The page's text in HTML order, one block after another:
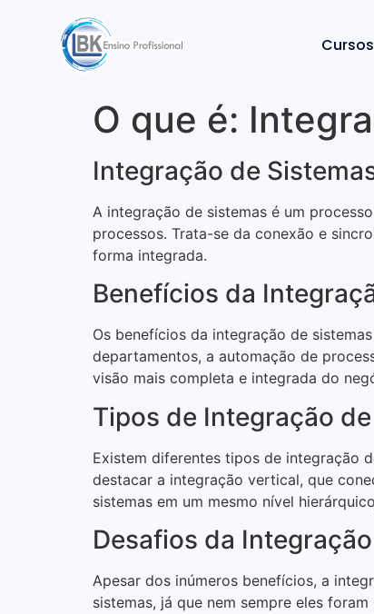
Cursos
O que é:
Integração de
A integração de sistemas é um
processos. Trata-se da conexão e
forma integrada.
Benefícios da
Os benefícios da integração de
departamentos, a automação de
visão mais completa e integrada do
Tipos de Integração
Existem diferentes tipos de integração
destacar a integração vertical, que
sistemas em um mesmo nível
Desafios da
Apesar dos inúmeros benefícios, a
sistemas, já que nem sempre eles